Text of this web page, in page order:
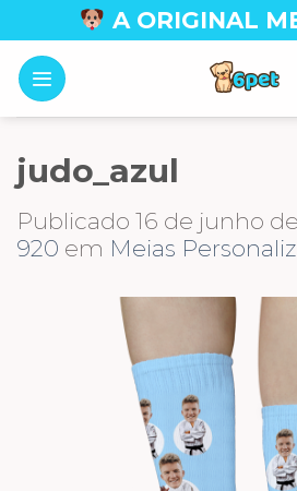
to
content
A ORIGINAL
judo_azul
Publicado 16 de junho
920 em Meias